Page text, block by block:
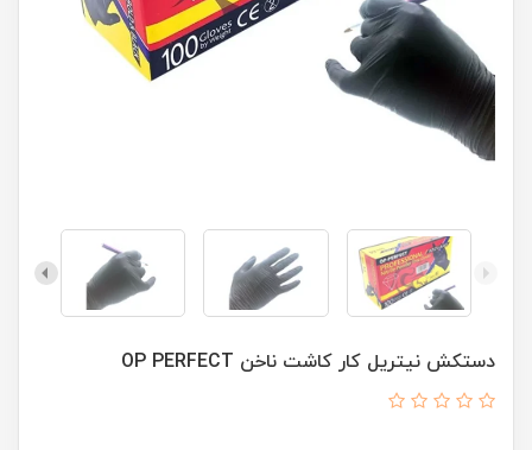
دستکش نیتریل کار کاشت ناخن OP PERFECT